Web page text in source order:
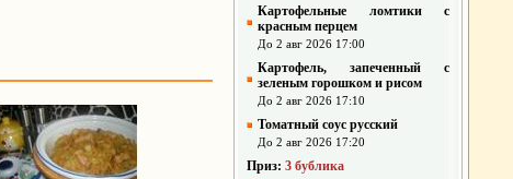
Картофельные ломтики с
красным перцем
До 2 авг 2026 17:00
Картофель, запеченный с
зеленым горошком и рисом
До 2 авг 2026 17:10
Томатный соус русский
До 2 авг 2026 17:20
Приз: 3 бублика